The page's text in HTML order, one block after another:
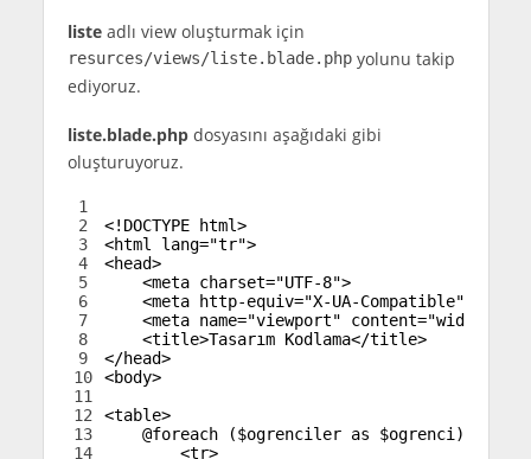
liste adlı view oluşturmak için
resurces/views/liste.blade.phpyolunu takip
ediyoruz.
liste.blade.phpdosyasını aşağıdaki gibi
oluşturuyoruz.
1
2
3
4
5
6
7
8
9
10
11
12
13
14
<!DOCTYPE html>
<html lang="tr">
<head>
<meta charset="UTF-8">
<meta
http-equiv="X-UA-Compatible"
<meta name="viewport" content=
<title>Tasarım Kodlama</title>
</head>
<body>
<table>
@foreach ($ogrenciler as $ogrenci)
<tr>